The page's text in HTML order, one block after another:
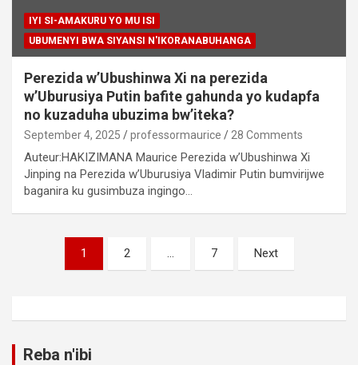
IYI SI-AMAKURU YO MU ISI
UBUMENYI BWA SIYANSI N'IKORANABUHANGA
Perezida w’Ubushinwa Xi na perezida
w’Uburusiya Putin bafite gahunda yo kudapfa
no kuzaduha ubuzima bw’iteka?
September 4, 2025 professormaurice 28 Comments
Auteur:HAKIZIMANA Maurice Perezida w’Ubushinwa Xi
Jinping na Perezida w’Uburusiya Vladimir Putin bumvirijwe
baganira ku gusimbuza ingingo…
pagination
1 2 … 7 Next
Reba n'ibi